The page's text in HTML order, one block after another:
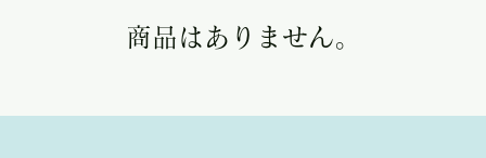
商品はありません。